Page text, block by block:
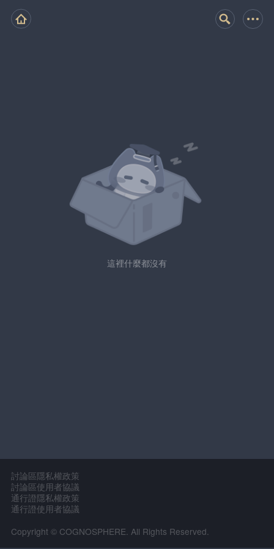
這裡什麼都沒有
討論區隱私權政策
討論區使用者協議
通行證隱私權政策
通行證使用者協議
Copyright © COGNOSPHERE. All Rights Reserved.